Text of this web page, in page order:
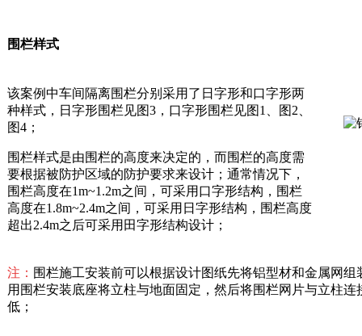
围栏样式
该案例中车间隔离围栏分别采用了日字形和口字形两
种样式，日字形围栏见图3，口字形围栏见图1、图2、
图4；
围栏样式是由围栏的高度来决定的，而围栏的高度需
要根据被防护区域的防护要求来设计；通常情况下，
围栏高度在1m~1.2m之间，可采用口字形结构，围栏
高度在1.8m~2.4m之间，可采用日字形结构，围栏高度
超出2.4m之后可采用田字形结构设计；
注： 围栏施工安装前可以根据设计图纸先将铝型材和金属网
用围栏安装底座将立柱与地面固定，然后将围栏网片与立柱
低；